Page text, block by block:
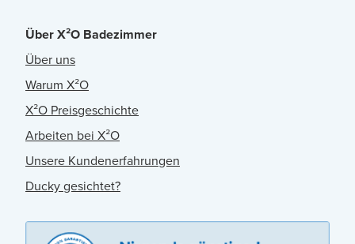
Über X²O Badezimmer
Über uns
Warum X²O
X²O Preisgeschichte
Arbeiten bei X²O
Unsere Kundenerfahrungen
Ducky gesichtet?